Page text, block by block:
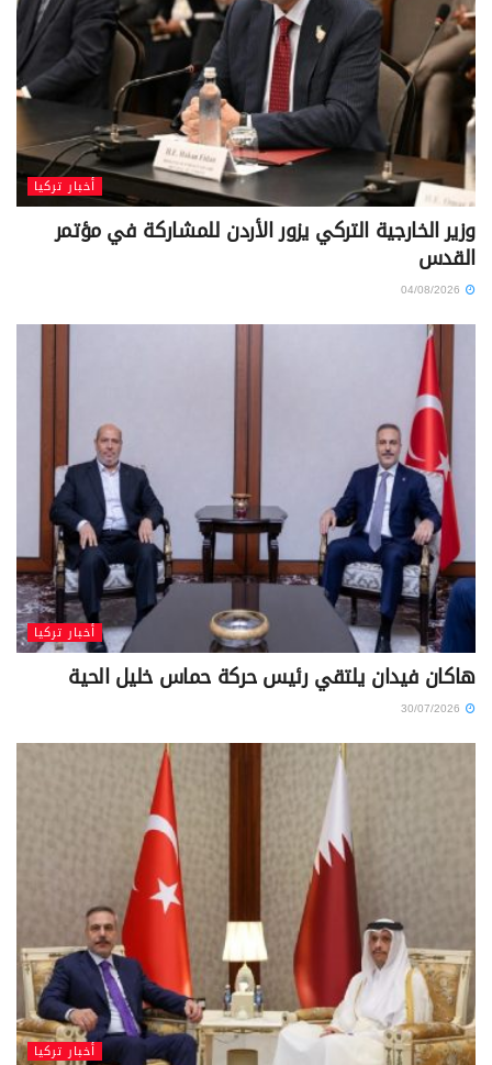
أخبار تركيا
وزير الخارجية التركي يزور الأردن للمشاركة في مؤتمر
القدس
أخبار تركيا
هاكان فيدان يلتقي رئيس حركة حماس خليل الحية
أخبار تركيا